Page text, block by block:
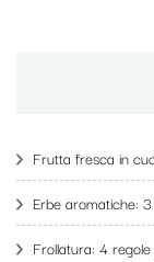
Frutta fresca in
Erbe aromatiche:
Frollatura: 4